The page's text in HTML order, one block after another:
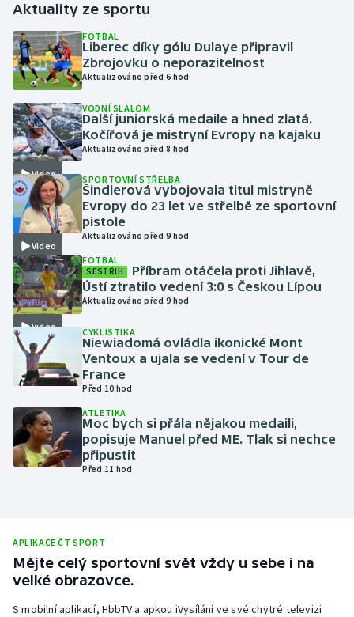
Golf
Gymnastika
Házená
Jezdectví
Judo
Krasobruslení
Lezení
Lyže a snowboard
Moderní pětiboj
Motorsport
Olympijské hry
Parasport
Ragby
Rychlobruslení
Aktuality ze sportu
FOTBAL
Liberec díky gólu Dulaye připravil
Zbrojovku o neporazitelnost
Aktualizováno před 6 hod
Video
VODNÍ SLALOM
Další juniorská medaile a hned zlatá.
Kočířová je mistryní Evropy na kajaku
Aktualizováno před 8 hod
Video
SPORTOVNÍ STŘELBA
Šindlerová vybojovala titul mistryně
Evropy do 23 let ve střelbě ze sportovní
pistole
Aktualizováno před 9 hod
Video
FOTBAL
SESTŘIH
Příbram otáčela proti Jihlavě,
Ústí ztratilo vedení 3:0 s Českou Lípou
Aktualizováno před 9 hod
CYKLISTIKA
Niewiadomá ovládla ikonické Mont
Ventoux a ujala se vedení v Tour de
France
Před 10 hod
ATLETIKA
Moc bych si přála nějakou medaili,
popisuje Manuel před ME. Tlak si nechce
připustit
Před 11 hod
APLIKACE ČT SPORT
Mějte celý sportovní svět vždy u sebe i na
velké obrazovce.
S mobilní aplikací, HbbTV a apkou iVysílání ve své chytré televizi